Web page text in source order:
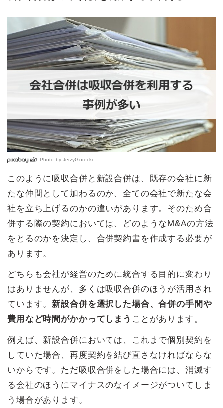
Photo by JerzyGorecki
このように吸収合併と新設合併は、既存の会社に新
たな仲間として加わるのか、全ての会社で新たな会
社を立ち上げるのかの違いがあります。そのため合
併する際の契約においては、どのようなM&Aの方法
をとるのかを決定し、合併契約書を作成する必要が
あります。
どちらも会社が経営のために統合する目的に変わり
はありませんが、多くは吸収合併のほうが活用され
ています。新設合併を選択した場合、合併の手間や
費用など時間がかかってしまう ことがあります。
例えば、新設合併においては、これまで個別契約を
していた場合、再度契約を結び直さなければならな
いからです。ただ吸収合併をした場合には、消滅す
る会社のほうにマイナスのなイメージがついてしま
う場合があります。